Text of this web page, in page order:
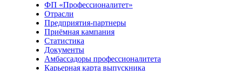
ФП «Профессионалитет»
Отрасли
Предприятия-партнеры
Приёмная кампания
Статистика
Документы
Амбассадоры профессионалитета
Карьерная карта выпускника